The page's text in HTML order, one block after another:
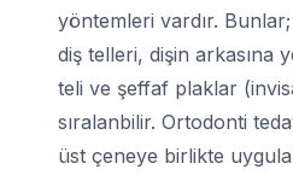
yöntemleri vardır.
diş telleri, dişin arkasına
teli ve şeffaf plaklar
sıralanbilir. Ortodonti
üst çeneye birlikte